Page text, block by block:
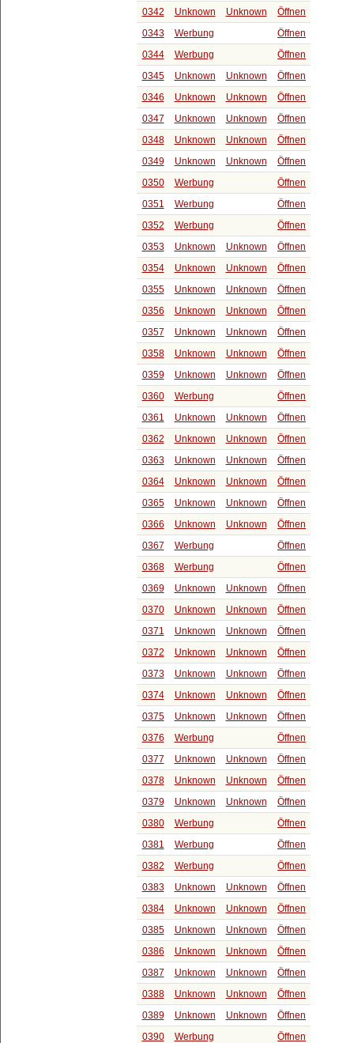
0342
Unknown Unknown
Öffnen
0343
Werbung
Öffnen
0344
Werbung
Öffnen
0345
Unknown Unknown
Öffnen
0346
Unknown Unknown
Öffnen
0347
Unknown Unknown
Öffnen
0348
Unknown Unknown
Öffnen
0349
Unknown Unknown
Öffnen
0350
Werbung
Öffnen
0351
Werbung
Öffnen
0352
Werbung
Öffnen
0353
Unknown Unknown
Öffnen
0354
Unknown Unknown
Öffnen
0355
Unknown Unknown
Öffnen
0356
Unknown Unknown
Öffnen
0357
Unknown Unknown
Öffnen
0358
Unknown Unknown
Öffnen
0359
Unknown Unknown
Öffnen
0360
Werbung
Öffnen
0361
Unknown Unknown
Öffnen
0362
Unknown Unknown
Öffnen
0363
Unknown Unknown
Öffnen
0364
Unknown Unknown
Öffnen
0365
Unknown Unknown
Öffnen
0366
Unknown Unknown
Öffnen
0367
Werbung
Öffnen
0368
Werbung
Öffnen
0369
Unknown Unknown
Öffnen
0370
Unknown Unknown
Öffnen
0371
Unknown Unknown
Öffnen
0372
Unknown Unknown
Öffnen
0373
Unknown Unknown
Öffnen
0374
Unknown Unknown
Öffnen
0375
Unknown Unknown
Öffnen
0376
Werbung
Öffnen
0377
Unknown Unknown
Öffnen
0378
Unknown Unknown
Öffnen
0379
Unknown Unknown
Öffnen
0380
Werbung
Öffnen
0381
Werbung
Öffnen
0382
Werbung
Öffnen
0383
Unknown Unknown
Öffnen
0384
Unknown Unknown
Öffnen
0385
Unknown Unknown
Öffnen
0386
Unknown Unknown
Öffnen
0387
Unknown Unknown
Öffnen
0388
Unknown Unknown
Öffnen
0389
Unknown Unknown
Öffnen
0390
Werbung
Öffnen